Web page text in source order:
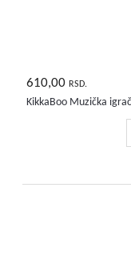
610,00 RSD.
KikkaBoo Muzička